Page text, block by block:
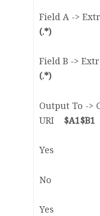
Field A ->
(.*)
Field B ->
(.*)
Output To ->
URI
$A1$B1
Yes
No
Yes